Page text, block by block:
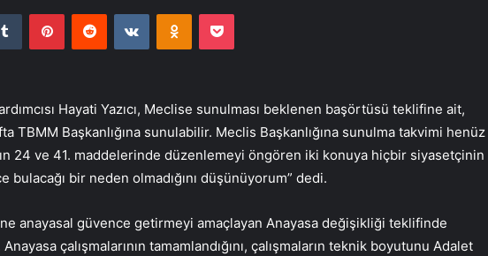
Tumblr PinterestReddit VKontakteOdnoklassniki
Pocket
Hayati Yazıcı, Meclise sunulması beklenen başörtüsü teklifine ait,
TBMM Başkanlığına sunulabilir. Meclis Başkanlığına sunulma takvimi henüz
24 ve 41. maddelerinde düzenlemeyi öngören iki konuya hiçbir siyasetçinin
bulacağı bir neden olmadığını düşünüyorum” dedi.
anayasal güvence getirmeyi amaçlayan Anayasa değişikliği teklifinde
çalışmalarının tamamlandığını, çalışmaların teknik boyutunu Adalet